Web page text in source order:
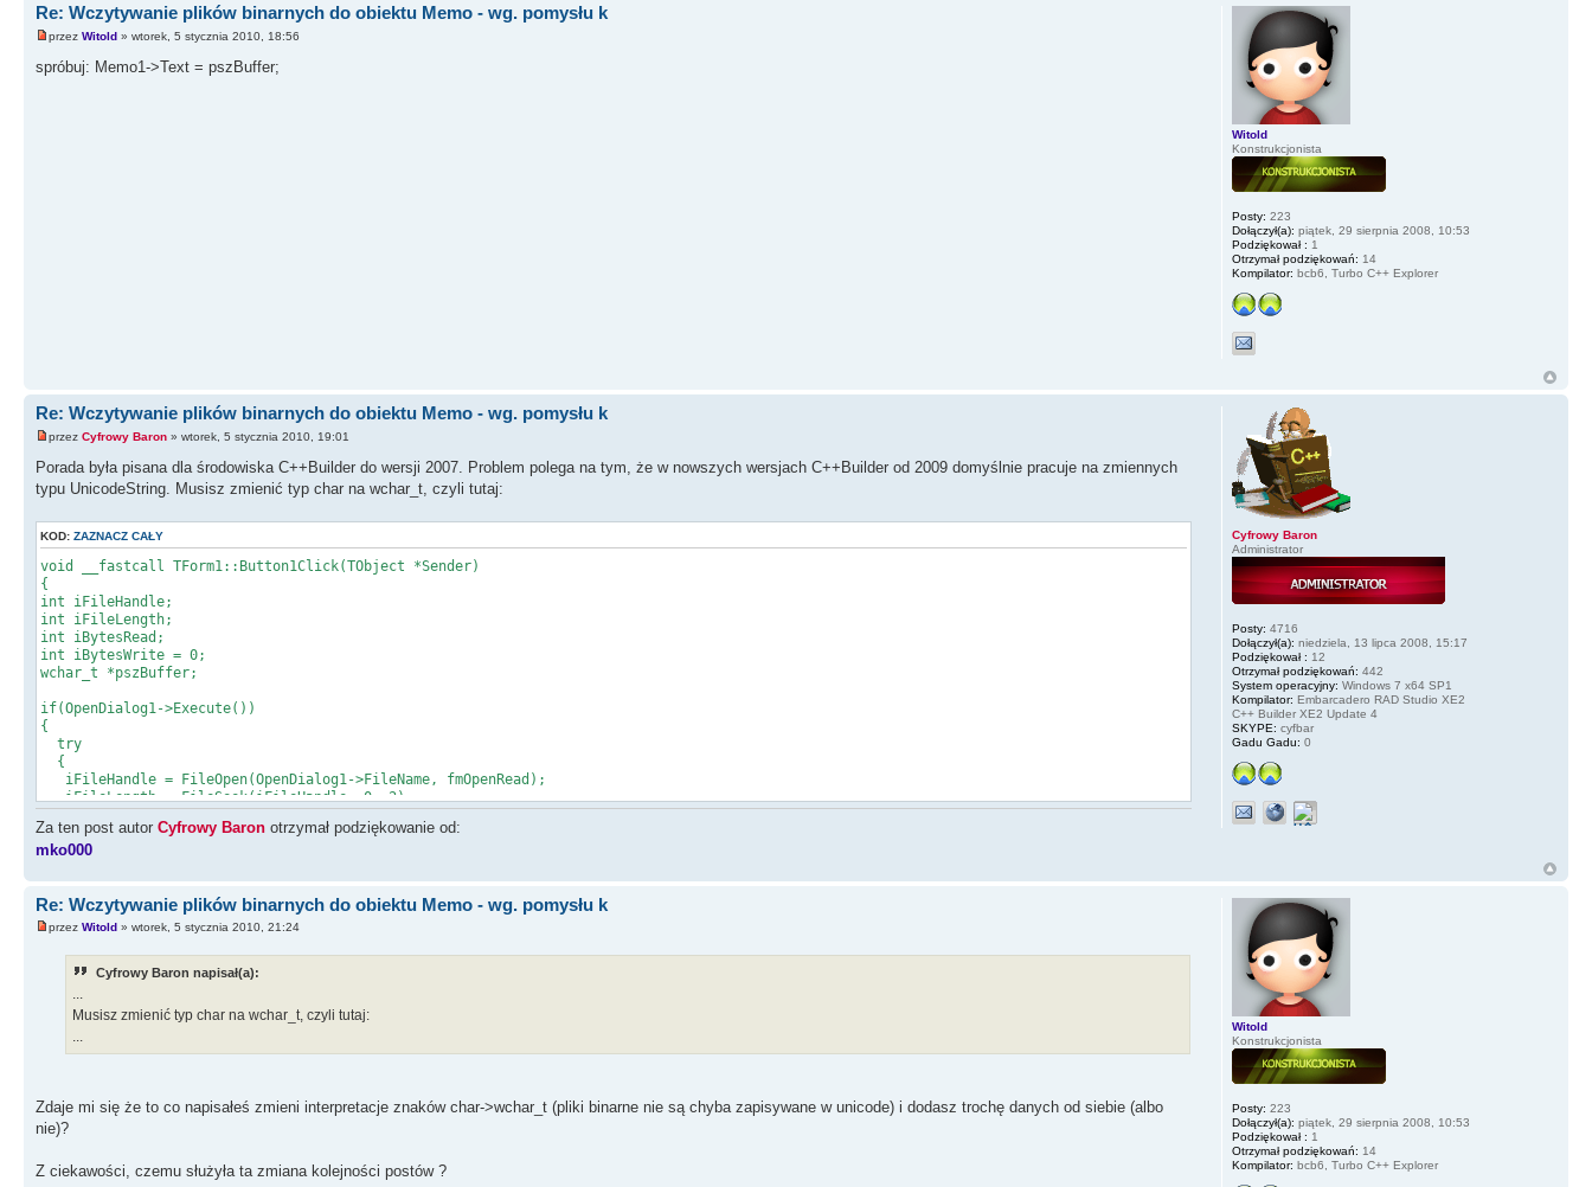
Memo1->Lines->SetText(pszBuffer);
delete [] pszBuffer;
catch(...)
Re: Wczytywanie plików binarnych do obiektu Memo - wg. pomysłu k
przez Witold » wtorek, 5 stycznia 2010, 18:56
spróbuj: Memo1->Text = pszBuffer;
Witold
Konstrukcjonista
Posty: 223
Dołączył(a): piątek, 29 sierpnia 2008, 10:53
Podziękował : 1
Otrzymał podziękowań: 14
Kompilator: bcb6, Turbo C++ Explorer
Re: Wczytywanie plików binarnych do obiektu Memo - wg. pomysłu k
przez Cyfrowy Baron » wtorek, 5 stycznia 2010, 19:01
Porada była pisana dla środowiska C++Builder do wersji 2007. Problem polega na tym, że w nowszych wersjach C++Builder od 2009 domyślnie pracuje na zmiennych
typu UnicodeString. Musisz zmienić typ char na wchar_t, czyli tutaj:
KOD: ZAZNACZ CAŁY
void __fastcall TForm1::Button1Click(TObject *Sender)
{
int iFileHandle;
int iFileLength;
int iBytesRead;
int iBytesWrite = 0;
wchar_t *pszBuffer;
if(OpenDialog1->Execute())
{
try
{
iFileHandle = FileOpen(OpenDialog1->FileName, fmOpenRead);
iFileLength = FileSeek(iFileHandle, 0, 2);
FileSeek(iFileHandle, 0, 0);
pszBuffer = new wchar_t[iFileLength+1];
iBytesRead = FileRead(iFileHandle, pszBuffer, iFileLength);
while(iBytesWrite < iBytesRead)
{
if(pszBuffer[iBytesWrite] == 0)
pszBuffer[iBytesWrite] = ' ';
iBytesWrite++;
Memo1->Lines->SetText(pszBuffer);
delete [] pszBuffer;
{
Application->MessageBox(L"Can't perform one of the following file operations: Open, Seek, Read, Close.", L"File Error", IDOK);
}
}
Za ten post autor Cyfrowy Baron otrzymał podziękowanie od:
mko000
Cyfrowy Baron
Administrator
Posty: 4716
Dołączył(a): niedziela, 13 lipca 2008, 15:17
Podziękował : 12
Otrzymał podziękowań: 442
System operacyjny: Windows 7 x64 SP1
Kompilator: Embarcadero RAD Studio XE2
C++ Builder XE2 Update 4
SKYPE: cyfbar
Gadu Gadu: 0
Re: Wczytywanie plików binarnych do obiektu Memo - wg. pomysłu k
przez Witold » wtorek, 5 stycznia 2010, 21:24
Cyfrowy Baron napisał(a):
...
Musisz zmienić typ char na wchar_t, czyli tutaj:
...
Zdaje mi się że to co napisałeś zmieni interpretacje znaków char->wchar_t (pliki binarne nie są chyba zapisywane w unicode) i dodasz trochę danych od siebie (albo
nie)?
Z ciekawości, czemu służyła ta zmiana kolejności postów ?
Witold
Konstrukcjonista
Posty: 223
Dołączył(a): piątek, 29 sierpnia 2008, 10:53
Podziękował : 1
Otrzymał podziękowań: 14
Kompilator: bcb6, Turbo C++ Explorer